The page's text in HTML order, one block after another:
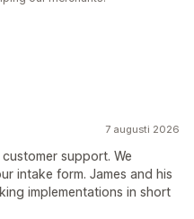
7 augusti 2026
support. We
intake form. James and his
implementations in short